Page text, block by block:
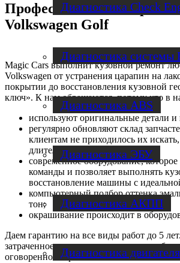
Диагностика Check
Диагностика системы
Диагностика ABS
Диагностика ЭБУ
Диагностика АКПП
Диагностика двигателя
Профессиональный
Volkswagen Golf
Magic Cars выполнит кузовной ремонт
Volkswagen от устранения царапин на
покрытии до восстановления кузовной
ключ». К нам обращаются, потому что в
используют оригинальные детали и
регулярно обновляют склад
клиентам не приходилось их
длительное время;
современное оборудование, которое
команды и позволяет выполнять
восстановление машины с
компьютерный подбор оттенка
тон;
окрашивание происходит в
Даем гарантию на все виды работ до 5
затраченное время, если сдали
оговоренного срока.